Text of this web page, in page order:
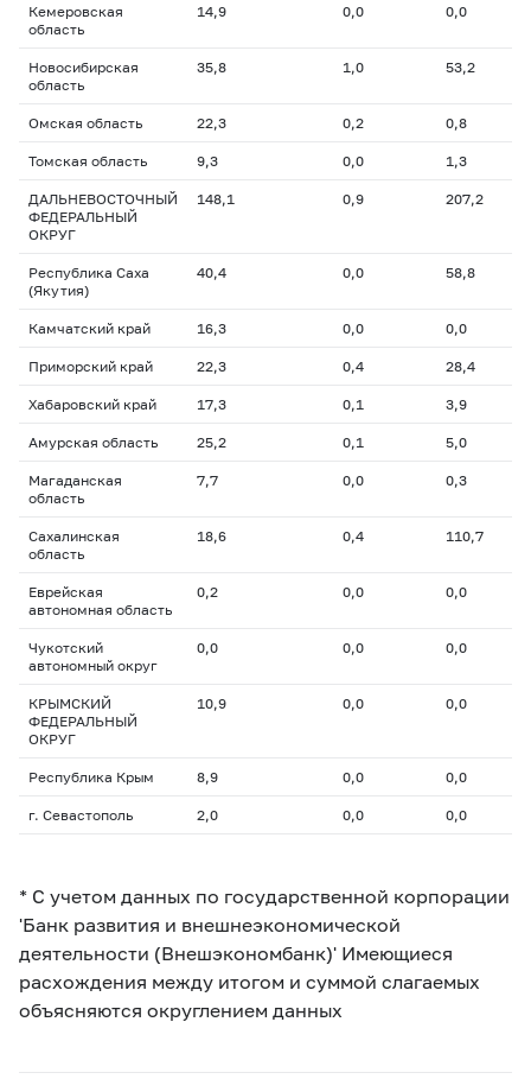
Кемеровская
область
14,9 0,0 0,0
Новосибирская
область
35,8 1,0 53,2
Омская область 22,3 0,2 0,8
Томская область 9,3 0,0 1,3
ДАЛЬНЕВОСТОЧНЫЙ
ФЕДЕРАЛЬНЫЙ
ОКРУГ
148,1 0,9 207,2
Республика Саха
(Якутия)
40,4 0,0 58,8
Камчатский край 16,3 0,0 0,0
Приморский край 22,3 0,4 28,4
Хабаровский край 17,3 0,1 3,9
Амурская область 25,2 0,1 5,0
Магаданская
область
7,7 0,0 0,3
Сахалинская
область
18,6 0,4 110,7
Еврейская
автономная область
0,2 0,0 0,0
Чукотский
автономный округ
0,0 0,0 0,0
КРЫМСКИЙ
ФЕДЕРАЛЬНЫЙ
ОКРУГ
10,9 0,0 0,0
Республика Крым 8,9 0,0 0,0
г. Севастополь 2,0 0,0 0,0
* С учетом данных по государственной корпорации
'Банк развития и внешнеэкономической
деятельности (Внешэкономбанк)' Имеющиеся
расхождения между итогом и суммой слагаемых
объясняются округлением данных